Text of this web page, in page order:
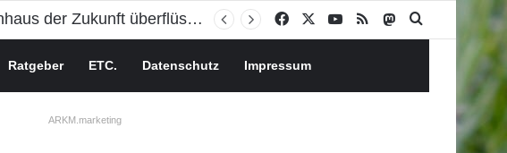
Facebook YouTube
RSS MastodonSuchen nach
Ratgeber ETC. Datenschutz Impressum
ARKM.marketing